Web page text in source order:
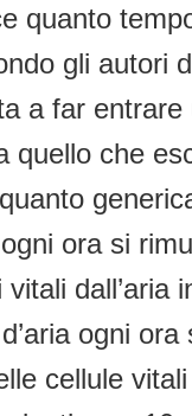
quanto
gli autori
a far entrare
quello che
ora si
dall’aria
ogni ora
cellule